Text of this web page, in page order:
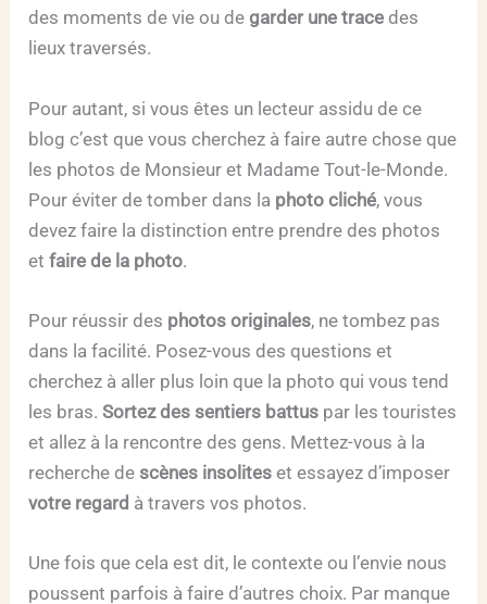
des moments de vie ou de garder une trace des
lieux traversés.
Pour autant, si vous êtes un lecteur assidu de ce
blog c’est que vous cherchez à faire autre chose que
les photos de Monsieur et Madame Tout-le-Monde.
Pour éviter de tomber dans la photo cliché, vous
devez faire la distinction entre prendre des photos
etfaire de la photo.
Pour réussir des photos originales, ne tombez pas
dans la facilité. Posez-vous des questions et
cherchez à aller plus loin que la photo qui vous tend
les bras.Sortez des sentiers battus par les touristes
et allez à la rencontre des gens. Mettez-vous à la
recherche de scènes insolites et essayez d’imposer
votre regard à travers vos photos.
Une fois que cela est dit, le contexte ou l’envie nous
poussent parfois à faire d’autres choix. Par manque